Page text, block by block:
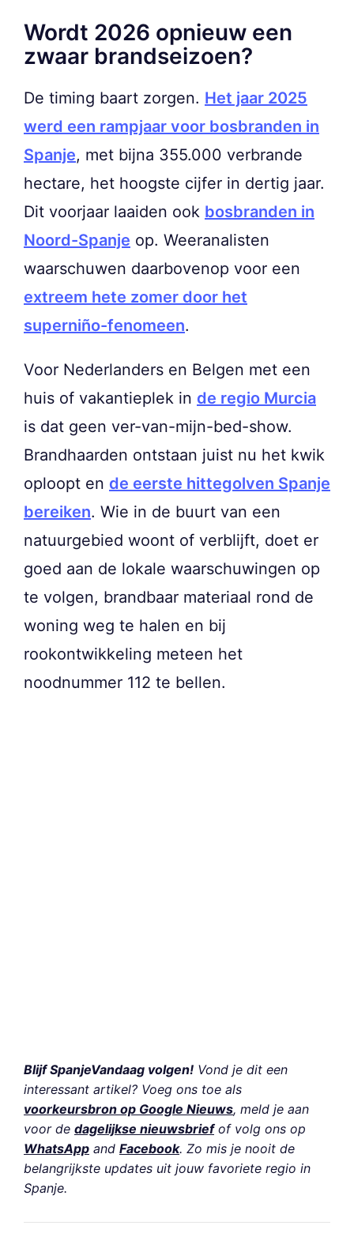
Wordt 2026 opnieuw een
zwaar brandseizoen?
De timing baart zorgen. Het jaar 2025
werd een rampjaar voor bosbranden in
Spanje, met bijna 355.000 verbrande
hectare, het hoogste cijfer in dertig jaar.
Dit voorjaar laaiden ook bosbranden in
Noord-Spanje op. Weeranalisten
waarschuwen daarbovenop voor een
extreem hete zomer door het
superniño-fenomeen.
Voor Nederlanders en Belgen met een
huis of vakantieplek in de regio Murcia
is dat geen ver-van-mijn-bed-show.
Brandhaarden ontstaan juist nu het kwik
oploopt en de eerste hittegolven Spanje
bereiken. Wie in de buurt van een
natuurgebied woont of verblijft, doet er
goed aan de lokale waarschuwingen op
te volgen, brandbaar materiaal rond de
woning weg te halen en bij
rookontwikkeling meteen het
noodnummer 112 te bellen.
Blijf SpanjeVandaag volgen! Vond je dit een
interessant artikel? Voeg ons toe als
voorkeursbron op Google Nieuws, meld je aan
voor de dagelijkse nieuwsbriefof volg ons op
WhatsApp and Facebook. Zo mis je nooit de
belangrijkste updates uit jouw favoriete regio in
Spanje.